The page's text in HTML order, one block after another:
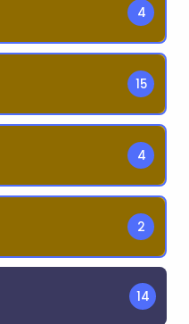
4
15
4
2
14